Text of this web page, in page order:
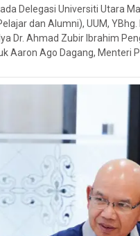
Delegasi Universiti Utara
dan Alumni), UUM,
Dr. Ahmad Zubir Ibrahim
Aaron Ago Dagang, Menteri